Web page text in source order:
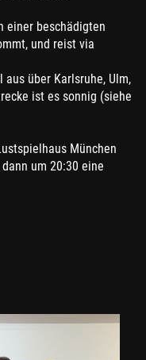
einer beschädigten
und reist via
aus über Karlsruhe, Ulm,
ist es sonnig (siehe
München
um 20:30 eine